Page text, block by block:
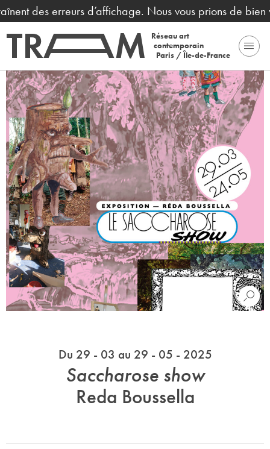
des erreurs d’affichage. Nous vous prions de bien
Réseau art
contemporain
Paris / Île-de-France
Du 29 - 03 au 29 - 05 - 2025
Saccharose show
Reda Boussella